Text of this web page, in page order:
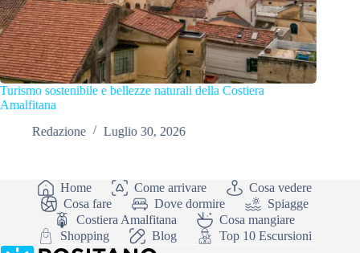
Turismo sostenibile e bellezze naturali della Costiera
Amalfitana
Redazione
Luglio 30, 2026
Home Come arrivare
Cosa vedere
Cosa fare
Dove dormire
Spiagge
Costiera Amalfitana
Cosa mangiare
Shopping
Blog Top 10 Escursioni